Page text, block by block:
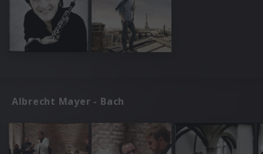
Albrecht Mayer - Bach